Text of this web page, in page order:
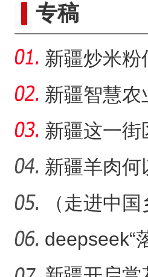
专稿
新疆炒米
吃“顶流”？
新疆智慧农
新疆这一街
家级旅游休
新疆羊肉何
桌？
（走进中
年足球村”
deepseek“